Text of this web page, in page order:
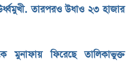
তারপরও উধাও ২৩ হাজার
মুনাফায় ফিরেছে তালিকাভুক্ত